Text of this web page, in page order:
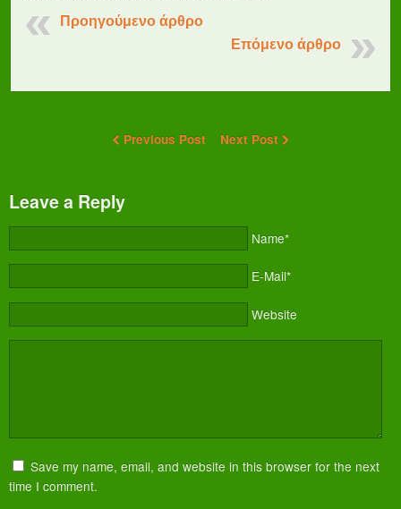
Προηγούμενο άρθρο
Επόμενο άρθρο
Previous Post Next Post
Leave a Reply
Name*
E-Mail*
Website
Save my name, email, and website in this browser for the next
time I comment.